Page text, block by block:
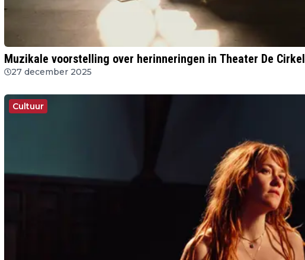
Muzikale voorstelling over herinneringen in Theater De Cirkel
27 december 2025
Cultuur